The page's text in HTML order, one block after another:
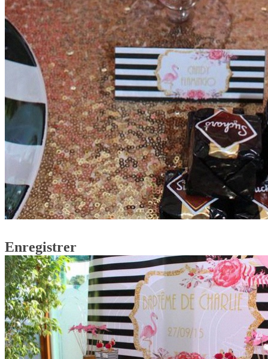
Enregistrer